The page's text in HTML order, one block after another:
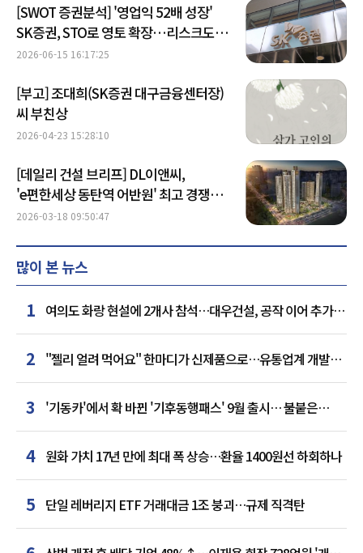
[SWOT 증권분석] '영업익 52배 성장'
SK증권, STO로 영토 확장…리스크도
'선제대응'
2026-06-15 16:17:25
[부고] 조대희(SK증권 대구금융센터장)
씨 부친상
2026-04-23 15:28:10
[데일리 건설 브리프] DL이앤씨,
'e편한세상 동탄역 어반원' 최고 경쟁률
20.9대 1 기록 外
2026-03-18 09:50:47
많이 본 뉴스
1 여의도 화랑 현설에 2개사 참석…대우건설, 공작 이어 추가
거점 확보하나
2 "젤리 얼려 먹어요" 한마디가 신제품으로…유통업계 개발실
된 SNS
3
'기동카'에서 확 바뀐 '기후동행패스' 9월 출시… 불붙은
카드사 경쟁
4 원화 가치 17년 만에 최대 폭 상승…환율 1400원선 하회하나
5 단일 레버리지 ETF 거래대금 1조 붕괴…규제 직격탄